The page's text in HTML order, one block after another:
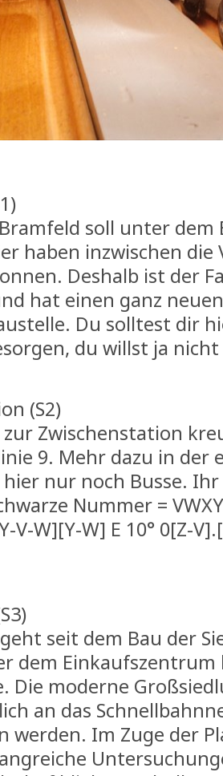
soll unter
haben inzwischen
Deshalb ist der
hat einen ganz
Du solltest dir
du willst ja
(S2)
Zwischenstation
9. Mehr dazu in der
nur noch Busse.
Nummer =
V-W][Y-W] E 10° 0[Z-
seit dem Bau der
dem
Die moderne
an das
werden. Im Zuge der